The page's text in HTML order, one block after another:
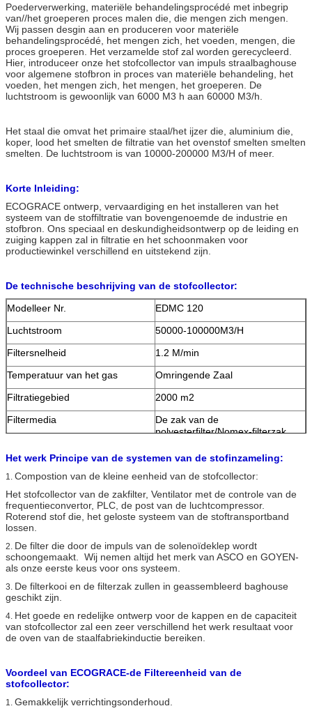
Poederverwerking, materiële behandelingsprocédé met inbegrip
van//het groeperen proces malen die, die mengen zich mengen.
Wij passen desgin aan en produceren voor materiële
behandelingsprocédé, het mengen zich, het voeden, mengen, die
proces groeperen. Het verzamelde stof zal worden gerecycleerd.
Hier, introduceer onze het stofcollector van impuls straalbaghouse
voor algemene stofbron in proces van materiële behandeling, het
voeden, het mengen zich, het mengen, het groeperen. De
luchtstroom is gewoonlijk van 6000 M3 h aan 60000 M3/h.
Het staal die omvat het primaire staal/het ijzer die, aluminium die,
koper, lood het smelten de filtratie van het ovenstof smelten smelten
smelten. De luchtstroom is van 10000-200000 M3/H of meer.
Korte Inleiding:
ECOGRACE ontwerp, vervaardiging en het installeren van het
systeem van de stoffiltratie van bovengenoemde de industrie en
stofbron. Ons speciaal en deskundigheidsontwerp op de leiding en
zuiging kappen zal in filtratie en het schoonmaken voor
productiewinkel verschillend en uitstekend zijn.
De technische beschrijving van de stofcollector:
Modelleer Nr.
EDMC 120
Luchtstroom
50000-100000M3/H
Filtersnelheid
1.2 M/min
Temperatuur van het gas
Omringende Zaal
Filtratiegebied
2000 m2
Filtermedia
De zak van de
polyesterfilter/Nomex-filterzak
De grootte van de filterzak
D160X60 00
Samengeperste luchtconsumptie0.5-0.7 M3/min
De grootte van de impulsklep
2.5 duim
Weerstand
<1000>
Het werk Principe van de systemen van de stofinzameling:
1. Compostion van de kleine eenheid van de stofcollector:
Het stofcollector van de zakfilter, Ventilator met de controle van de
frequentieconvertor, PLC, de post van de luchtcompressor.
Roterend stof die, het geloste systeem van de stoftransportband
lossen.
2. De filter die door de impuls van de solenoïdeklep wordt
schoongemaakt. Wij nemen altijd het merk van ASCO en GOYEN-
als onze eerste keus voor ons systeem.
3. De filterkooi en de filterzak zullen in geassembleerd baghouse
geschikt zijn.
4. Het goede en redelijke ontwerp voor de kappen en de capaciteit
van stofcollector zal een zeer verschillend het werk resultaat voor
de oven van de staalfabriekinductie bereiken.
Voordeel van ECOGRACE-de Filtereenheid van de
stofcollector:
1. Gemakkelijk verrichtingsonderhoud.